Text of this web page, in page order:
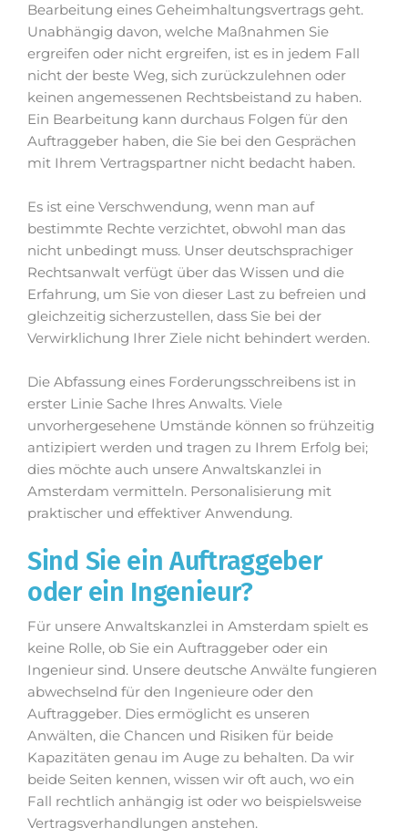
Bearbeitung eines Geheimhaltungsvertrags geht.
Unabhängig davon, welche Maßnahmen Sie
ergreifen oder nicht ergreifen, ist es in jedem Fall
nicht der beste Weg, sich zurückzulehnen oder
keinen angemessenen Rechtsbeistand zu haben.
Ein Bearbeitung kann durchaus Folgen für den
Auftraggeber haben, die Sie bei den Gesprächen
mit Ihrem Vertragspartner nicht bedacht haben.
Es ist eine Verschwendung, wenn man auf
bestimmte Rechte verzichtet, obwohl man das
nicht unbedingt muss. Unser deutschsprachiger
Rechtsanwalt verfügt über das Wissen und die
Erfahrung, um Sie von dieser Last zu befreien und
gleichzeitig sicherzustellen, dass Sie bei der
Verwirklichung Ihrer Ziele nicht behindert werden.
Die Abfassung eines Forderungsschreibens ist in
erster Linie Sache Ihres Anwalts. Viele
unvorhergesehene Umstände können so frühzeitig
antizipiert werden und tragen zu Ihrem Erfolg bei;
dies möchte auch unsere Anwaltskanzlei in
Amsterdam vermitteln. Personalisierung mit
praktischer und effektiver Anwendung.
Sind Sie ein Auftraggeber
oder ein Ingenieur?
Für unsere Anwaltskanzlei in Amsterdam spielt es
keine Rolle, ob Sie ein Auftraggeber oder ein
Ingenieur sind. Unsere deutsche Anwälte fungieren
abwechselnd für den Ingenieure oder den
Auftraggeber. Dies ermöglicht es unseren
Anwälten, die Chancen und Risiken für beide
Kapazitäten genau im Auge zu behalten. Da wir
beide Seiten kennen, wissen wir oft auch, wo ein
Fall rechtlich anhängig ist oder wo beispielsweise
Vertragsverhandlungen anstehen.